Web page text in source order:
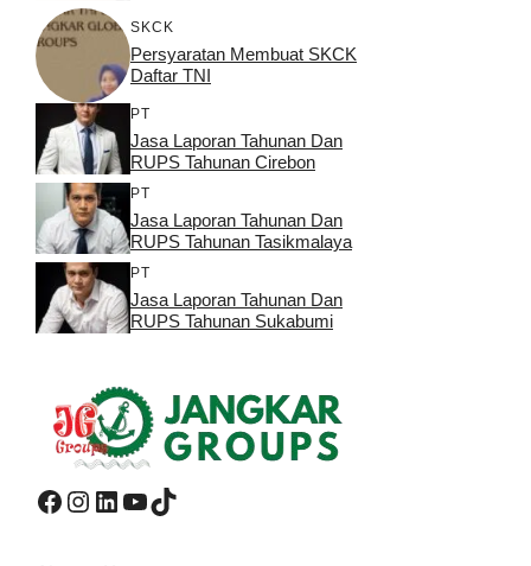
SKCK
Persyaratan Membuat SKCK
Daftar TNI
PT
Jasa Laporan Tahunan Dan
RUPS Tahunan Cirebon
PT
Jasa Laporan Tahunan Dan
RUPS Tahunan Tasikmalaya
PT
Jasa Laporan Tahunan Dan
RUPS Tahunan Sukabumi
Facebook
Instagram
LinkedIn
YouTube
TikTok